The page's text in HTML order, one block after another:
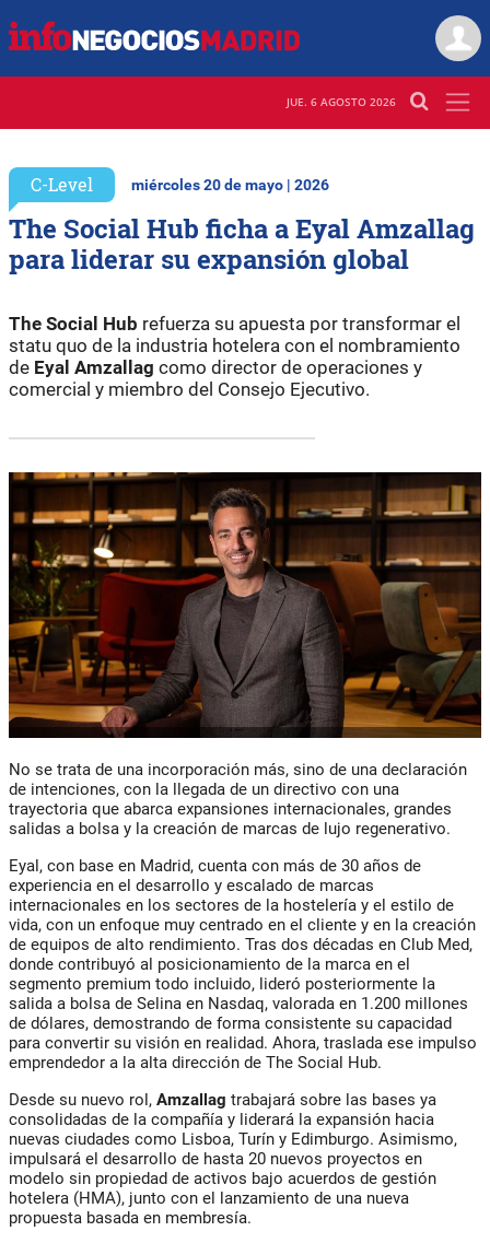
JUE. 6 AGOSTO 2026
C-Level miércoles 20 de mayo | 2026
The Social Hub ficha a Eyal Amzallag
para liderar su expansión global
The Social Hub refuerza su apuesta por transformar el
statu quo de la industria hotelera con el nombramiento
de Eyal Amzallag como director de operaciones y
comercial y miembro del Consejo Ejecutivo.
No se trata de una incorporación más, sino de una declaración
de intenciones, con la llegada de un directivo con una
trayectoria que abarca expansiones internacionales, grandes
salidas a bolsa y la creación de marcas de lujo regenerativo.
Eyal, con base en Madrid, cuenta con más de 30 años de
experiencia en el desarrollo y escalado de marcas
internacionales en los sectores de la hostelería y el estilo de
vida, con un enfoque muy centrado en el cliente y en la creación
de equipos de alto rendimiento. Tras dos décadas en Club Med,
donde contribuyó al posicionamiento de la marca en el
segmento premium todo incluido, lideró posteriormente la
salida a bolsa de Selina en Nasdaq, valorada en 1.200 millones
de dólares, demostrando de forma consistente su capacidad
para convertir su visión en realidad. Ahora, traslada ese impulso
emprendedor a la alta dirección de The Social Hub.
Desde su nuevo rol, Amzallag trabajará sobre las bases ya
consolidadas de la compañía y liderará la expansión hacia
nuevas ciudades como Lisboa, Turín y Edimburgo. Asimismo,
impulsará el desarrollo de hasta 20 nuevos proyectos en
modelo sin propiedad de activos bajo acuerdos de gestión
hotelera (HMA), junto con el lanzamiento de una nueva
propuesta basada en membresía.